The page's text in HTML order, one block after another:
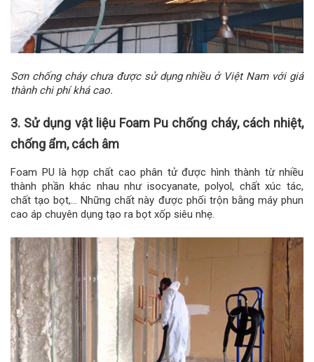
Sơn chống cháy chưa được sử dụng nhiều ở Việt Nam với giá
thành chi phí khá cao.
3. Sử dụng vật liệu Foam Pu chống cháy, cách nhiệt,
chống ẩm, cách âm
Foam PU là hợp chất cao phân tử được hình thành từ nhiều
thành phần khác nhau như isocyanate, polyol, chất xúc tác,
chất tạo bọt,… Những chất này được phối trộn bằng máy phun
cao áp chuyên dụng tạo ra bọt xốp siêu nhẹ.